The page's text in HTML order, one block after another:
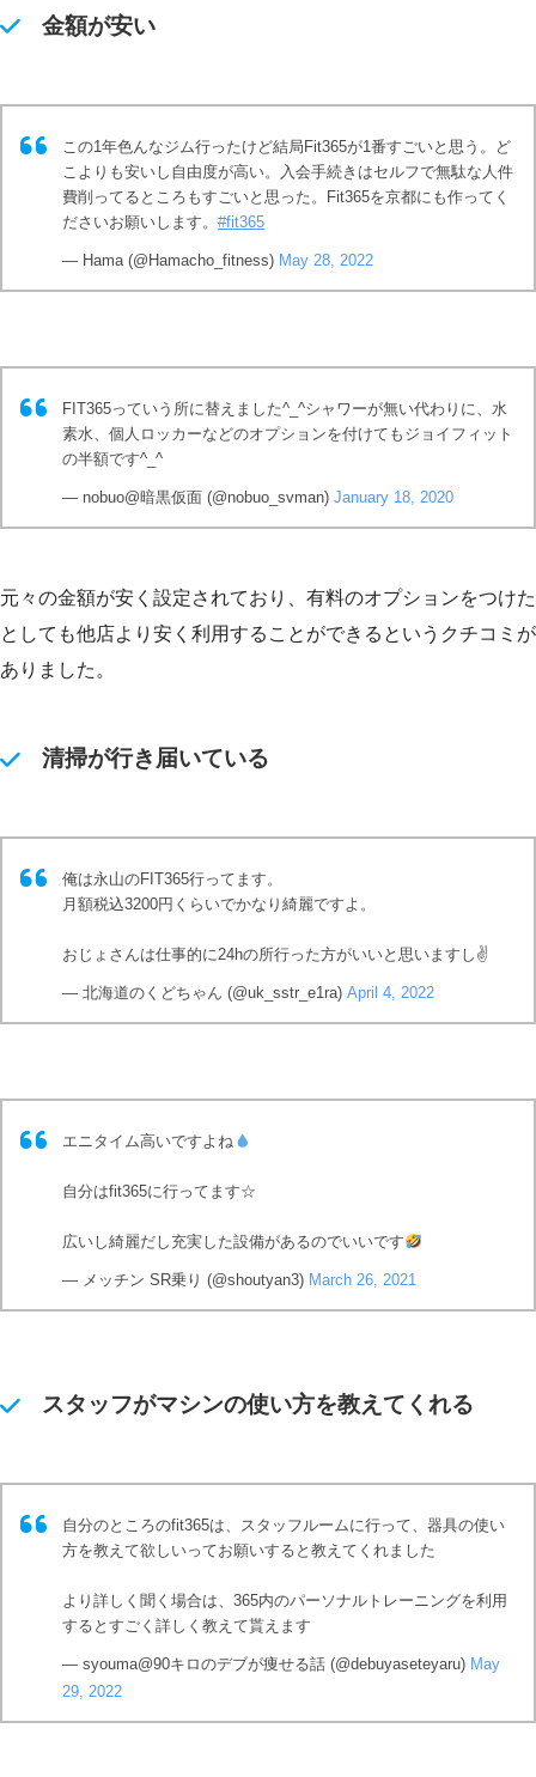
金額が安い
この1年色んなジム行ったけど結局Fit365が1番すごいと思う。ど
こよりも安いし自由度が高い。入会手続きはセルフで無駄な人件
費削ってるところもすごいと思った。Fit365を京都にも作ってく
ださいお願いします。 #fit365
— Hama (@Hamacho_fitness) May 28, 2022
FIT365っていう所に替えました^_^シャワーが無い代わりに、水
素水、個人ロッカーなどのオプションを付けてもジョイフィット
の半額です^_^
— nobuo@暗黒仮面 (@nobuo_svman) January 18, 2020
元々の金額が安く設定されており、有料のオプションをつけた
としても他店より安く利用することができるというクチコミが
ありました。
清掃が行き届いている
俺は永山のFIT365行ってます。
月額税込3200円くらいでかなり綺麗ですよ。
おじょさんは仕事的に24hの所行った方がいいと思いますし✌️
— 北海道のくどちゃん (@uk_sstr_e1ra) April 4, 2022
エニタイム高いですよね
自分はfit365に行ってます☆
広いし綺麗だし充実した設備があるのでいいです
— メッチン SR乗り (@shoutyan3) March 26, 2021
スタッフがマシンの使い方を教えてくれる
自分のところのfit365は、スタッフルームに行って、器具の使い
方を教えて欲しいってお願いすると教えてくれました
より詳しく聞く場合は、365内のパーソナルトレーニングを利用
するとすごく詳しく教えて貰えます
— syouma@90キロのデブが痩せる話 (@debuyaseteyaru) May
29, 2022